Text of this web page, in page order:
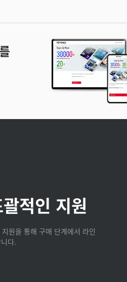
적인 지원
원을 통해 구매 단계에서 라인
다.